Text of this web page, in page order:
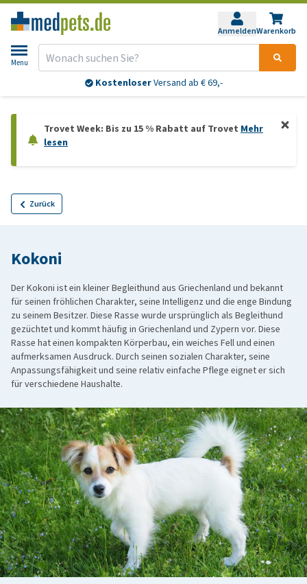
AnmeldenWarenkorb
Menu
KostenloserVersand ab € 69,-
Trovet Week: Bis zu 15 % Rabatt auf Trovet Mehr
lesen
Zurück
Kokoni
Der Kokoni ist ein kleiner Begleithund aus Griechenland und bekannt
für seinen fröhlichen Charakter, seine Intelligenz und die enge Bindung
zu seinem Besitzer. Diese Rasse wurde ursprünglich als Begleithund
gezüchtet und kommt häufig in Griechenland und Zypern vor. Diese
Rasse hat einen kompakten Körperbau, ein weiches Fell und einen
aufmerksamen Ausdruck. Durch seinen sozialen Charakter, seine
Anpassungsfähigkeit und seine relativ einfache Pflege eignet er sich
für verschiedene Haushalte.